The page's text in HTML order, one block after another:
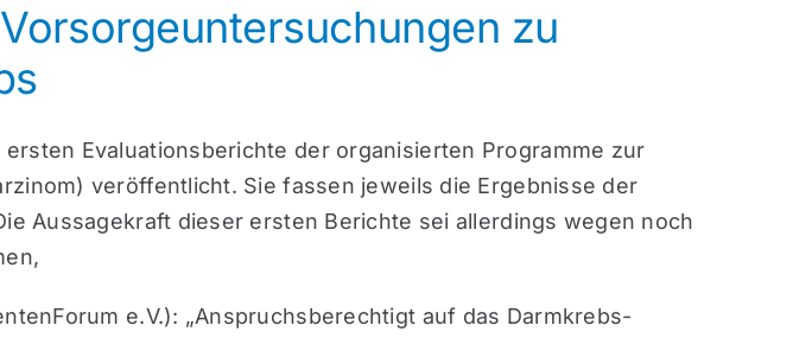
zu
Evaluationsberichte der organisierten Programme zur
veröffentlicht. Sie fassen jeweils die Ergebnisse der
Aussagekraft dieser ersten Berichte sei allerdings wegen noch
e.V.): „Anspruchsberechtigt auf das Darmkrebs-